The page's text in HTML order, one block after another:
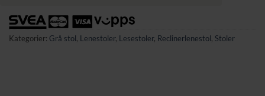
Kategorier: Grå stol, Lenestoler, Lesestoler, Reclinerlenestol, Stoler